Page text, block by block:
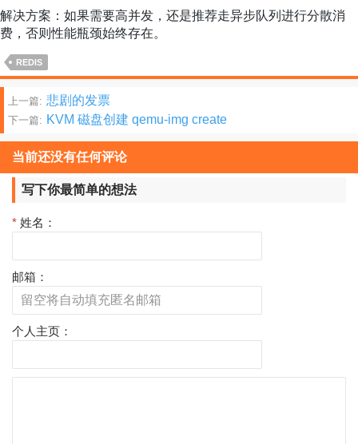
解决方案：如果需要高并发，还是推荐走异步队列进行分散消
费，否则性能瓶颈始终存在。
REDIS
文
章
分
页
上一篇: 悲剧的发票
下一篇: KVM 磁盘创建 qemu-img create
当前还没有任何评论
写下你最简单的想法
* 姓名：
邮箱：
个人主页：